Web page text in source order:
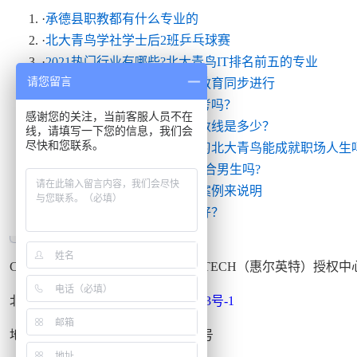
·承德县职教都有什么专业的
·北大青鸟学社学士后2班乒乓球赛
·2021热门行业有哪些?北大青鸟IT排名前五的专业
·北大青鸟，学历教育与职业教育同步进行
没有初中毕业证可以参加自考吗？
·北京新城职业学校的录取分数线是多少？
·北京北大青鸟学费多少？学习北大青鸟能成就职场人生
·没学历男生学什么好?技校适合男生吗?
·通州校区好不好？就业明星案例来说明
为何网络工程师培训前景看好？
Copyright © 1999-2015北大青鸟APTECH（惠尔英特）授权中
北大青鸟通州校区京ICP备09036443号-1
地址：北京市通州区宋庄南路甲一号
请您留言
感谢您的关注，当前客服人员不在
线，请填写一下您的信息，我们会
尽快和您联系。